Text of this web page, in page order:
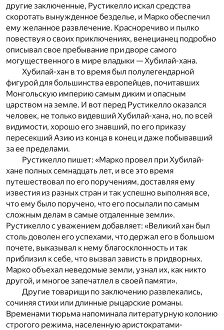
другие заключенные, Рустикелло искал средства
скоротать вынужденное безделье, и Марко обеспечил
ему желанное развлечение. Красноречиво и пылко
повествуя о своих приключениях, венецианец подробно
описывал свое пребывание при дворе самого
могущественного в мире владыки — Хубилай-хана.
Хубилай-хан в то время был полулегендарной
фигурой для большинства европейцев, почитавших
Монгольскую империю самым диким и опасным
царством на земле. И вот перед Рустикелло оказался
человек, не только видевший Хубилай-хана, но, по всей
видимости, хорошо его знавший, по его приказу
пересекший Азию из конца в конец и даже побывавший
за ее пределами.
Рустикелло пишет: «Марко провел при Хубилай-
хане полных семнадцать лет, и все это время
путешествовал по его поручениям, доставляя ему
известия из разных стран и так успешно выполняя все,
что ему было поручено, что его посылали по самым
сложным делам в самые отдаленные земли».
Рустикелло с уважением добавляет: «Великий хан был
столь доволен его успехами, что держал его в большом
почете, выказывал к нему благосклонность и так
приблизил к себе, что вызвал зависть в придворных.
Марко объехал неведомые земли, узнал их, как никто
другой, и многое запечатлел в своей памяти».
Другие товарищи по заключению развлекались,
сочиняя стихи или длинные рыцарские романы.
Временами тюрьма напоминала литературную колонию
строгого режима, населенную аристократами-